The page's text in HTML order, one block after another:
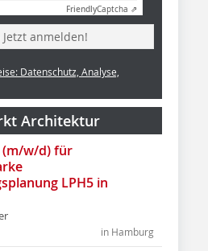
FriendlyCaptcha ⇗
Jetzt anmelden!
Datenschutz, Analyse,
Architektur
w/d) für
LPH5 in
in Hamburg